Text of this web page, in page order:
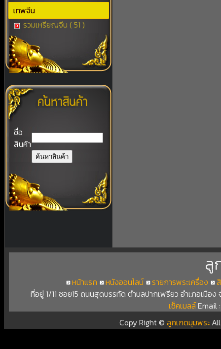
เทพจีน
รวมเหรียญจีน ( 51 )
ชื่อ
สินค้า
ลู
หน้าแรก หนังออนไลน์ รายการพระเครื่อง
ที่อยู่ 1/11 ซอย15 ถนนสุดบรรทัด ตำบลปากเพรียว อำเภอเมือ
เช็คเมลล์Email
Copy Right ©ลูกเกดมุมพระ